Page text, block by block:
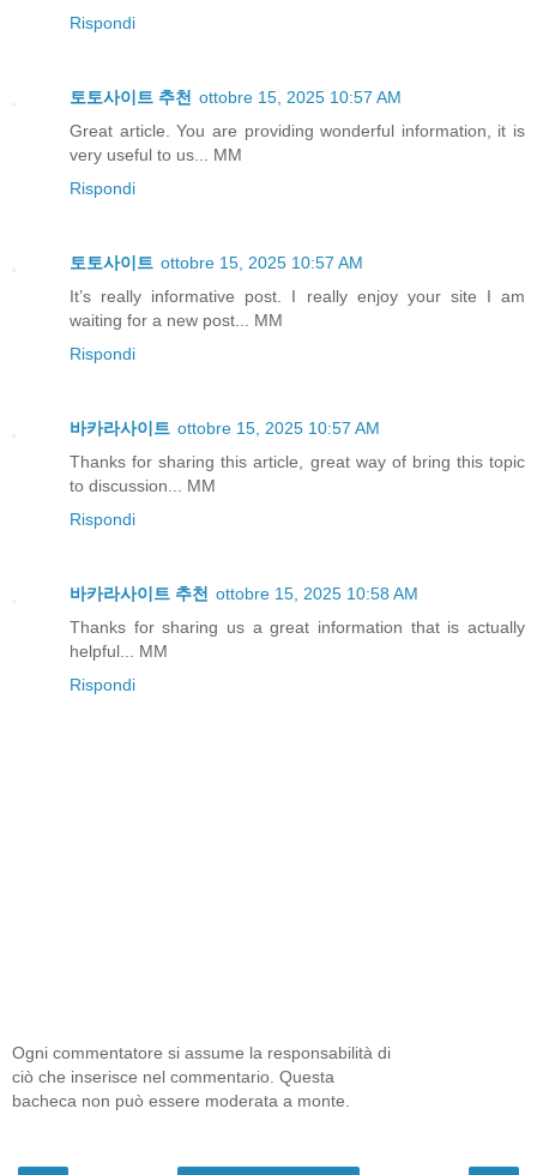
Rispondi
토토사이트 추천 ottobre 15, 2025 10:57 AM
Great article. You are providing wonderful information, it is
very useful to us... MM
Rispondi
토토사이트 ottobre 15, 2025 10:57 AM
It’s really informative post. I really enjoy your site I am
waiting for a new post... MM
Rispondi
바카라사이트 ottobre 15, 2025 10:57 AM
Thanks for sharing this article, great way of bring this topic
to discussion... MM
Rispondi
바카라사이트 추천 ottobre 15, 2025 10:58 AM
Thanks for sharing us a great information that is actually
helpful... MM
Rispondi
Ogni commentatore si assume la responsabilità di
ciò che inserisce nel commentario. Questa
bacheca non può essere moderata a monte.